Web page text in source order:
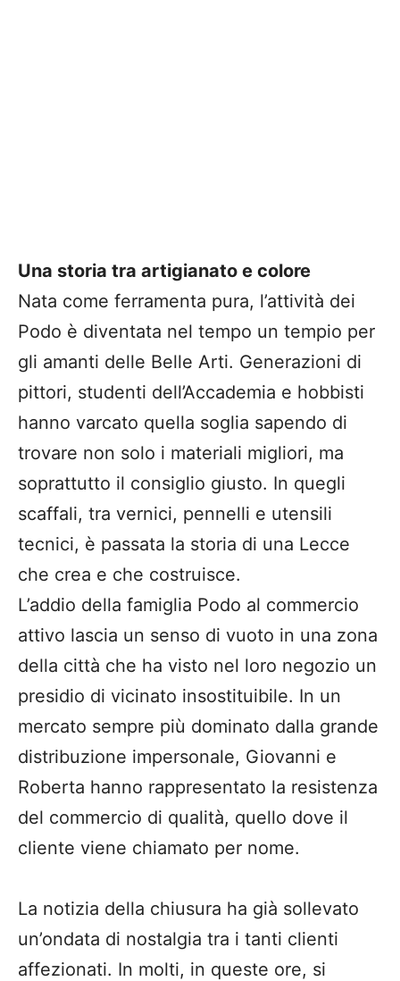
Una storia tra artigianato e colore
​Nata come ferramenta pura, l’attività dei
Podo è diventata nel tempo un tempio per
gli amanti delle Belle Arti. Generazioni di
pittori, studenti dell’Accademia e hobbisti
hanno varcato quella soglia sapendo di
trovare non solo i materiali migliori, ma
soprattutto il consiglio giusto. In quegli
scaffali, tra vernici, pennelli e utensili
tecnici, è passata la storia di una Lecce
che crea e che costruisce.
​L’addio della famiglia Podo al commercio
attivo lascia un senso di vuoto in una zona
della città che ha visto nel loro negozio un
presidio di vicinato insostituibile. In un
mercato sempre più dominato dalla grande
distribuzione impersonale, Giovanni e
Roberta hanno rappresentato la resistenza
del commercio di qualità, quello dove il
cliente viene chiamato per nome.
​La notizia della chiusura ha già sollevato
un’ondata di nostalgia tra i tanti clienti
affezionati. In molti, in queste ore, si